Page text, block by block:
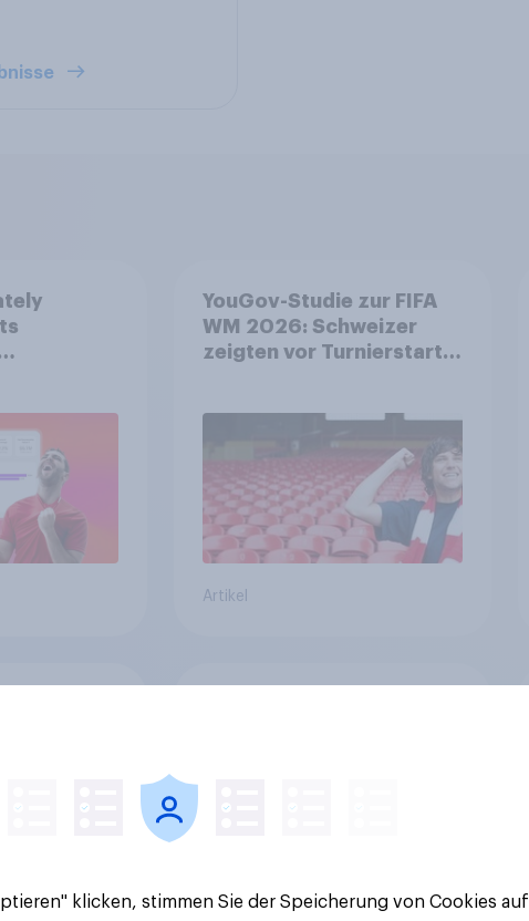
YouGov-Studie zur FIFA
WM 2026: Schweizer
zeigten vor Turnierstart
Artikel
Großevents
klicken, stimmen Sie der Speicherung von Cookies auf